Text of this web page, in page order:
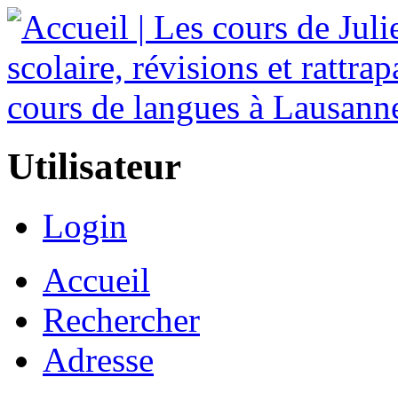
Utilisateur
Login
Accueil
Rechercher
Adresse